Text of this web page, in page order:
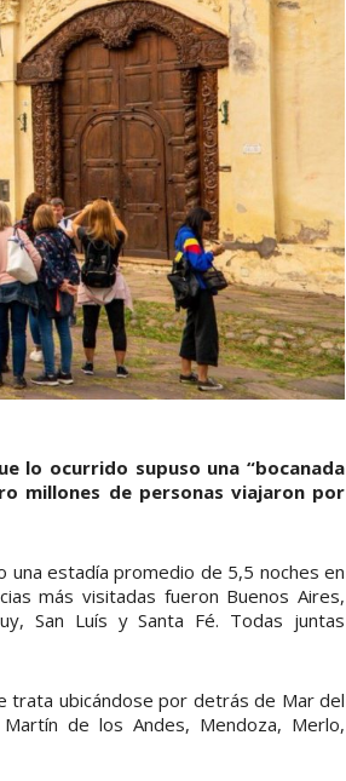
lo ocurrido supuso una “bocanada
millones de personas viajaron por
una estadía promedio de 5,5 noches en
más visitadas fueron Buenos Aires,
San Luís y Santa Fé. Todas juntas
trata ubicándose por detrás de Mar del
de los Andes, Mendoza, Merlo,